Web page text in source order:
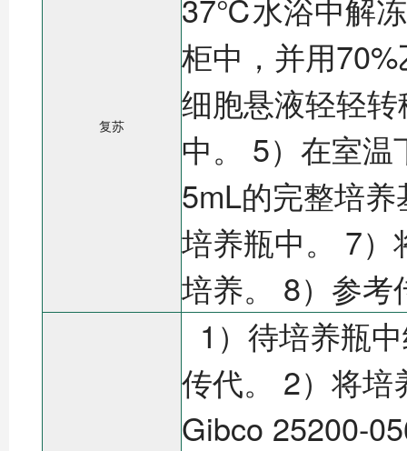
复苏
37℃水浴中解
柜中，并用
细胞悬液轻轻
中。 5）在室
5mL的完整培
培养瓶中。 7
培养。 8）参考
1）待培养瓶
传代。 2）将培
Gibco 25200-